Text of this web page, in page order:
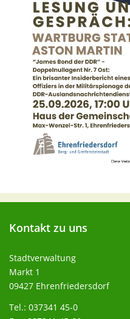
Kontakt zu uns
Stadtverwaltung
Markt 1
09427 Ehrenfriedersdorf
Tel.: 037341 45-0